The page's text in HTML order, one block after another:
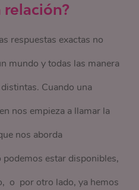
relación?
respuestas exactas no
mundo y todas las manera
Cuando una
nos empieza a llamar la
nos aborda
estar disponibles,
o por otro lado, ya hemos